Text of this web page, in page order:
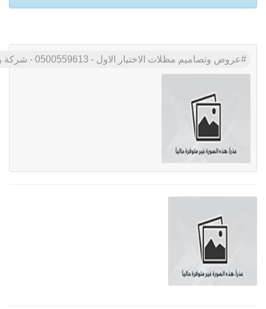
عروض وتصاميم مظلات الاختيار الاول - 0500559613 - شركة رسمية بالرياض - اسعار مناسبه - مظلات المواقف السيارات - مظلات المدارس